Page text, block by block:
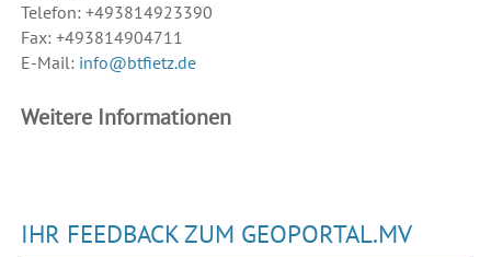
Telefon: +493814923390
Fax: +493814904711
E-Mail: info@btfietz.de
Weitere Informationen
IHR FEEDBACK ZUM GEOPORTAL.MV